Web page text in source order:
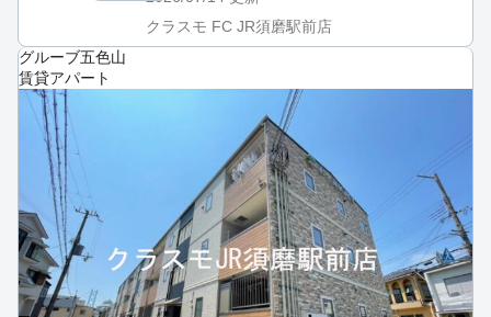
クラスモ FC JR須磨駅前店
グルーブ五色山
賃貸アパート